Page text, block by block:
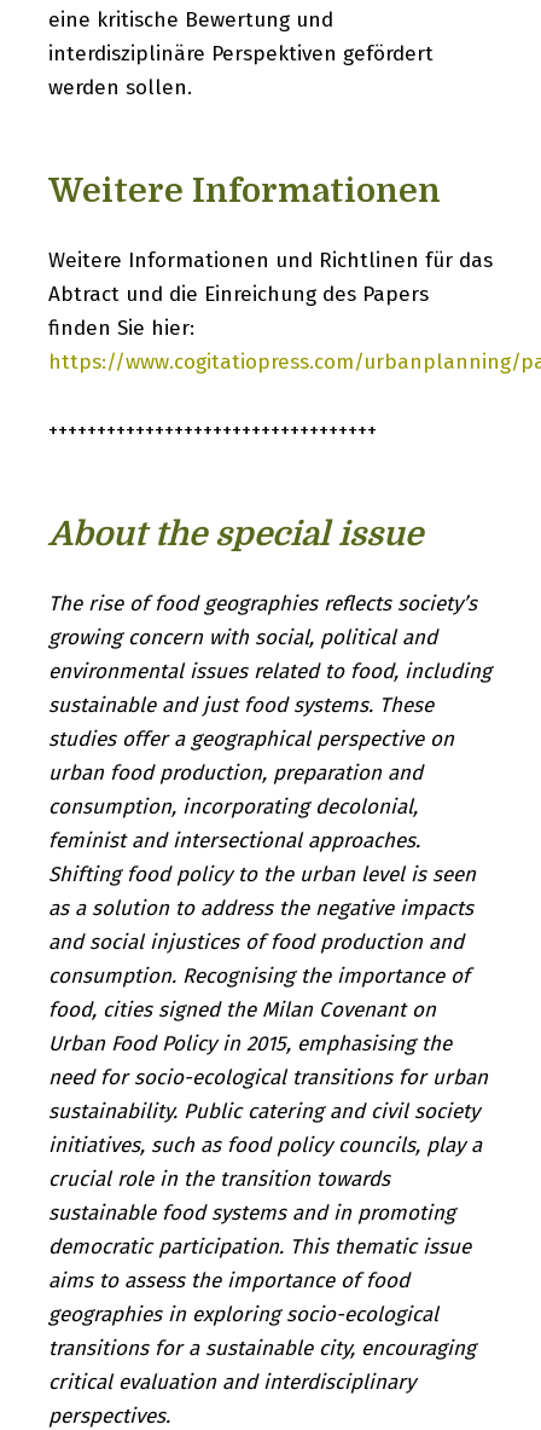
eine kritische Bewertung und
interdisziplinäre Perspektiven gefördert
werden sollen.
Weitere Informationen
Weitere Informationen und Richtlinen für das
Abtract und die Einreichung des Papers
finden Sie hier:
https://www.cogitatiopress.com/urbanplanning/
++++++++++++++++++++++++++++++++++
About the special issue
The rise of food geographies reflects society’s
growing concern with social, political and
environmental issues related to food, including
sustainable and just food systems. These
studies offer a geographical perspective on
urban food production, preparation and
consumption, incorporating decolonial,
feminist and intersectional approaches.
Shifting food policy to the urban level is seen
as a solution to address the negative impacts
and social injustices of food production and
consumption. Recognising the importance of
food, cities signed the Milan Covenant on
Urban Food Policy in 2015, emphasising the
need for socio-ecological transitions for urban
sustainability. Public catering and civil society
initiatives, such as food policy councils, play a
crucial role in the transition towards
sustainable food systems and in promoting
democratic participation. This thematic issue
aims to assess the importance of food
geographies in exploring socio-ecological
transitions for a sustainable city, encouraging
critical evaluation and interdisciplinary
perspectives.